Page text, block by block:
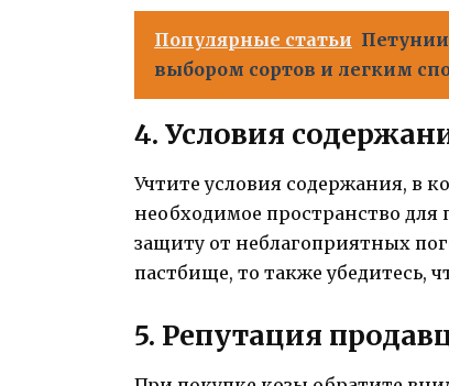
Популярные статьи
выбором сортов и легким
4. Условия
Учтите условия содержания, в
необходимое пространство
защиту от неблагоприятных
пастбище, то также убедитесь,
5. Репутация